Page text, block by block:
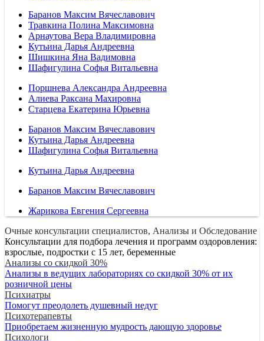
Баранов Максим Вячеславович
Травкина Полина Максимовна
Арнаутова Вера Владимировна
Кутьина Дарья Андреевна
Шишкина Яна Вадимовна
Шафигулина Софья Витальевна
Поршнева Александра Андреевна
Алиева Раксана Махировна
Старцева Екатерина Юрьевна
Баранов Максим Вячеславович
Кутьина Дарья Андреевна
Шафигулина Софья Витальевна
Кутьина Дарья Андреевна
Баранов Максим Вячеславович
Жарикова Евгения Сергеевна
Очные консультации специалистов, Анализы и Обследование
Консультации для подбора лечения и программ оздоровления:
взрослые, подростки с 15 лет, беременные
Анализы со скидкой 30%
Анализы в ведущих лабораториях со скидкой 30% от их
розничной цены
Психиатры
Помогут преодолеть душевный недуг
Психотерапевты
Приобретаем жизненную мудрость дающую здоровье
Психологи